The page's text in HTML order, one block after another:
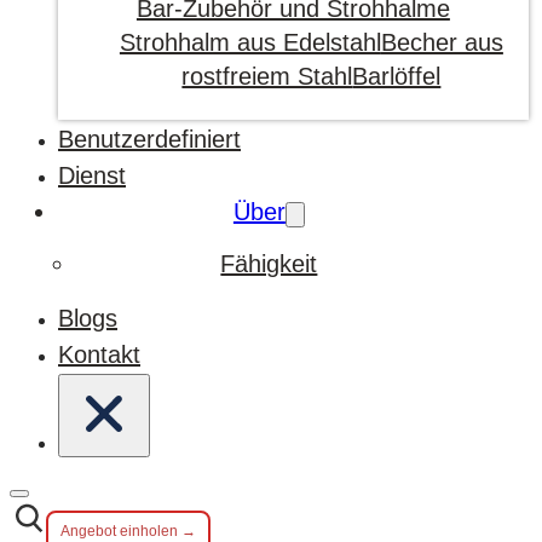
Bar-Zubehör und Strohhalme
Strohhalm aus Edelstahl Becher aus
rostfreiem Stahl Barlöffel
Benutzerdefiniert
Dienst
Über
Fähigkeit
Blogs
Kontakt
Angebot einholen →